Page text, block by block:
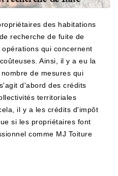
des habitations
recherche de fuite de
qui concernent
Ainsi, il y a eu la
de mesures qui
d'abord des crédits
territoriales
il y a les crédits d'impôt
si les propriétaires font
comme MJ Toiture